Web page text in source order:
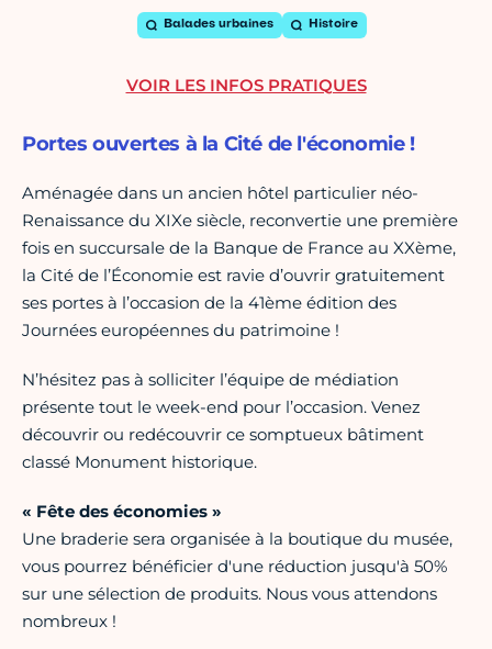
Balades urbaines Histoire
Portes ouvertes à la Cité de l'économie !
Aménagée dans un ancien hôtel particulier néo-
Renaissance du XIXe siècle, reconvertie une première
fois en succursale de la Banque de France au XXème,
la Cité de l’Économie est ravie d’ouvrir gratuitement
ses portes à l’occasion de la 41ème édition des
Journées européennes du patrimoine !
N’hésitez pas à solliciter l’équipe de médiation
présente tout le week-end pour l’occasion. Venez
découvrir ou redécouvrir ce somptueux bâtiment
classé Monument historique.
« Fête des économies »
Une braderie sera organisée à la boutique du musée,
vous pourrez bénéficier d'une réduction jusqu'à 50%
sur une sélection de produits. Nous vous attendons
nombreux !
VOIR LES INFOS PRATIQUES